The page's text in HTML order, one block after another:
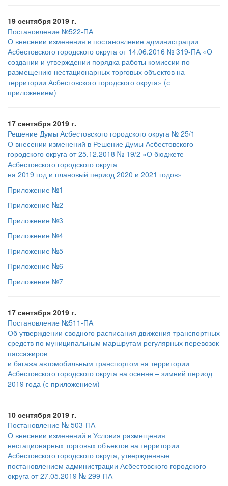
19 сентября 2019 г.
Постановление №522-ПА
О внесении изменения в постановление администрации
Асбестовского городского округа от 14.06.2016 № 319-ПА «О
создании и утверждении порядка работы комиссии по
размещению нестационарных торговых объектов на
территории Асбестовского городского округа» (с
приложением)
17 сентября 2019 г.
Решение Думы Асбестовского городского округа № 25/1
О внесении изменений в Решение Думы Асбестовского
городского округа от 25.12.2018 № 19/2 «О бюджете
Асбестовского городского округа
на 2019 год и плановый период 2020 и 2021 годов»
Приложение №1
Приложение №2
Приложение №3
Приложение №4
Приложение №5
Приложение №6
Приложение №7
17 сентября 2019 г.
Постановление №511-ПА
Об утверждении сводного расписания движения транспортных
средств по муниципальным маршрутам регулярных перевозок
пассажиров
и багажа автомобильным транспортом на территории
Асбестовского городского округа на осенне – зимний период
2019 года (с приложением)
10 сентября 2019 г.
Постановление № 503-ПА
О внесении изменений в Условия размещения
нестационарных торговых объектов на территории
Асбестовского городского округа, утвержденные
постановлением администрации Асбестовского городского
округа от 27.05.2019 № 299-ПА